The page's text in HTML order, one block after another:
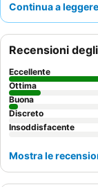
da letto e bagni,
cordiale e attento,
colazione e il
desiderano
camera ai piani più
sull'oceano.
Continua a leggere
Recensioni
Eccellente
Ottima
Buona
Discreto
Insoddisfacente
Mostra le